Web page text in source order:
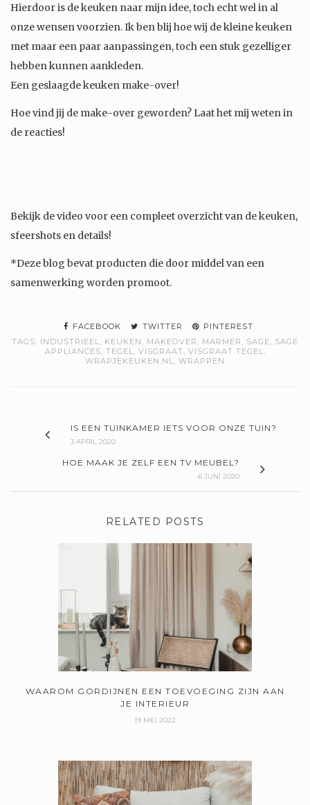
Hierdoor is de keuken naar mijn idee, toch echt wel in al
onze wensen voorzien. Ik ben blij hoe wij de kleine keuken
met maar een paar aanpassingen, toch een stuk gezelliger
hebben kunnen aankleden.
Een geslaagde keuken make-over!
Hoe vind jij de make-over geworden? Laat het mij weten in
de reacties!
Bekijk de video voor een compleet overzicht van de keuken,
sfeershots en details!
*Deze blog bevat producten die door middel van een
samenwerking worden promoot.
FACEBOOK TWITTER
PINTEREST
TAGS: INDUSTRIEEL, KEUKEN , MAKEOVER , MARMER , SAGE, SAGE
APPLIANCES, TEGEL, VISGRAAT, VISGRAAT TEGEL,
WRAPJEKEUKEN.NL, WRAPPEN
IS EEN TUINKAMER IETS VOOR ONZE TUIN?
3 APRIL 2020
HOE MAAK JE ZELF EEN TV MEUBEL?
6 JUNI 2020
RELATED POSTS
WAAROM GORDIJNEN EEN TOEVOEGING ZIJN AAN
JE INTERIEUR
19 MEI 2022